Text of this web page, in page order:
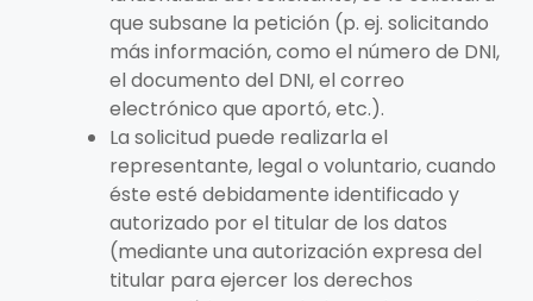
que subsane la petición (p. ej. solicitando
más información, como el número de DNI,
el documento del DNI, el correo
electrónico que aportó, etc.).
La solicitud puede realizarla el
representante, legal o voluntario, cuando
éste esté debidamente identificado y
autorizado por el titular de los datos
(mediante una autorización expresa del
titular para ejercer los derechos